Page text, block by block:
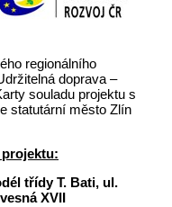
regionálního
doprava –
souladu projektu s
statutární město Zlín
třídy T. Bati, ul.
XVII